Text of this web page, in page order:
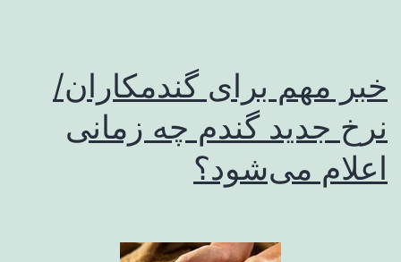
خبر مهم برای گندمکاران/
نرخ جدید گندم چه زمانی
اعلام می‌شود؟